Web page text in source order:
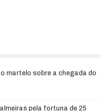
martelo sobre a chegada do
pela fortuna de 25